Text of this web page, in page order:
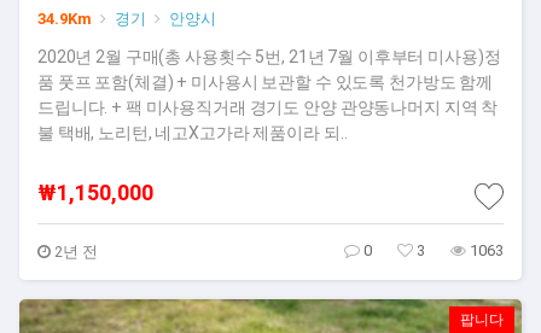
34.9Km 경기 안양시
2020년 2월 구매(총 사용횟수 5번, 21년 7월 이후부터 미사용)정
품 풋프 포함(체결) + 미사용시 보관할 수 있도록 천가방도 함께
드립니다. + 팩 미사용​​직거래 경기도 안양 관양동나머지 지역 착
불 택배, 노리턴, 네고X​​고가라 제품이라 되..
₩1,150,000
2년 전 0 3 1063
팝니다